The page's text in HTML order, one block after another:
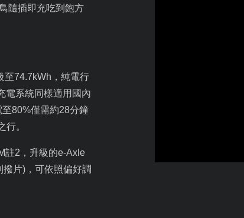
隨插即充吃到飽方
至74.7kWh ，純電行
電系統同樣適用國內
至80%僅需約28分鐘
行。
註2 ，升級的e-Axle
撥片) ，可依照偏好調